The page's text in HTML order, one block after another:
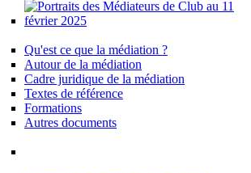
Qu'est ce que la médiation ?
Autour de la médiation
Cadre juridique de la médiation
Textes de référence
Formations
Autres documents